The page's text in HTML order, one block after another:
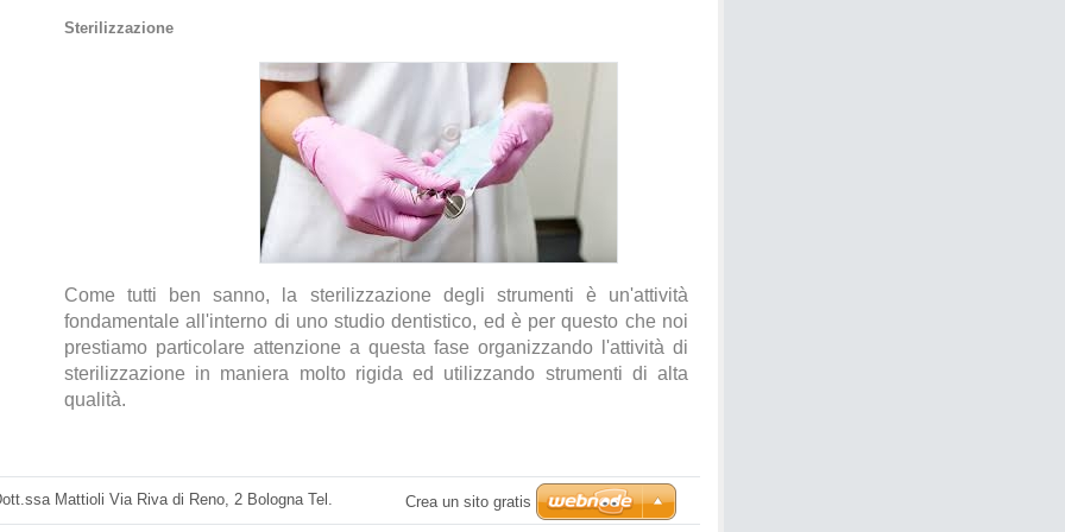
Sterilizzazione
Come tutti ben sanno, la sterilizzazione degli strumenti è un'attività
fondamentale all'interno di uno studio dentistico, ed è per questo che noi
prestiamo particolare attenzione a questa fase organizzando l'attività di
sterilizzazione in maniera molto rigida ed utilizzando strumenti di alta
qualità.
Mattioli Via Riva di Reno, 2 Bologna Tel. Crea un sito gratis